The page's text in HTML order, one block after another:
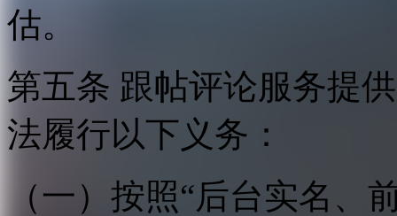
估。
第五条 跟帖评论服务提
法履行以下义务：
（一）按照“后台实名、